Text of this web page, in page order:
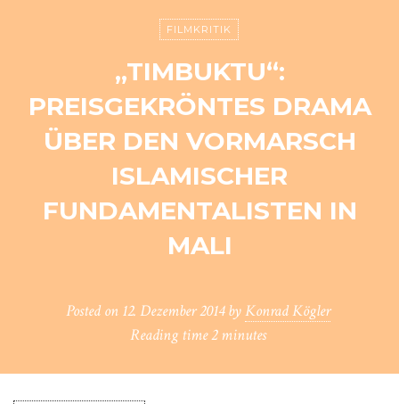
FILMKRITIK
„TIMBUKTU“:
PREISGEKRÖNTES DRAMA
ÜBER DEN VORMARSCH
ISLAMISCHER
FUNDAMENTALISTEN IN
MALI
Posted on 12. Dezember 2014 byKonrad Kögler
Reading time2 minutes